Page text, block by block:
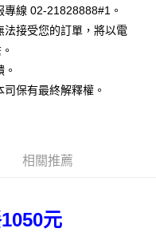
大哥付你分期系統評分，恕無
」於每月結算日後寄送繳費提
碼／台灣大直營門市／銀行轉
。
，並由商店將買賣／分期付款
帳單繳交帳款。
認、核對及更正。
oppay.tw/userRule
值。
帳。
將跳轉至「AFTEE先享後付」
完成結帳。
視為有效，需透過AFTEE先享
support/home
場app)(台北店訂閱制)
線 02-21828888#1。
接受您的訂單，將以電
保有最終解釋權。
相關推薦
元